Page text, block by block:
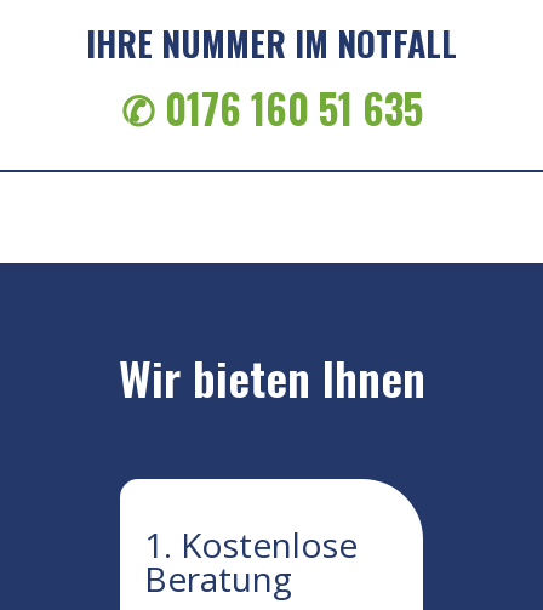
IHRE NUMMER IM NOTFALL
✆ 0176 160 51 635
Wir bieten Ihnen
1. Kostenlose
Beratung